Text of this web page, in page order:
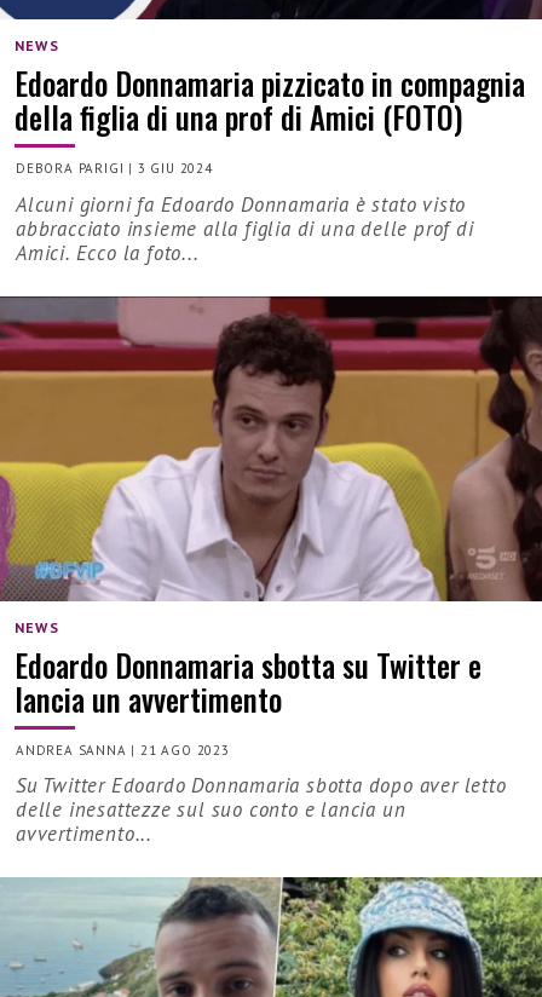
NEWS
Edoardo Donnamaria pizzicato in compagnia
della figlia di una prof di Amici (FOTO)
DEBORA PARIGI | 3 GIU 2024
Alcuni giorni fa Edoardo Donnamaria è stato visto
abbracciato insieme alla figlia di una delle prof di
Amici. Ecco la foto...
NEWS
Edoardo Donnamaria sbotta su Twitter e
lancia un avvertimento
ANDREA SANNA | 21 AGO 2023
Su Twitter Edoardo Donnamaria sbotta dopo aver letto
delle inesattezze sul suo conto e lancia un
avvertimento...